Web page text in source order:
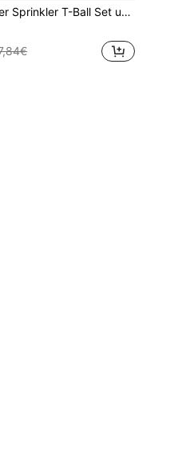
krokodilförmiger Wassersprüher geeignet für Hinterhof Outdoor-Spiel im Sommer, geeignet für 3-8 Jahre alte Jungen und Mädchen Outdoor Wasserspielzeug